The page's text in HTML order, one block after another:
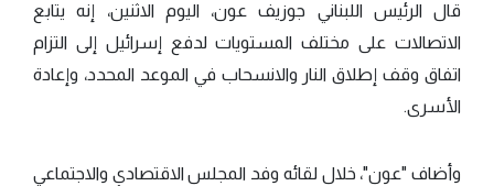
قال الرئيس اللبناني جوزيف عون، اليوم الاثنين، إنه يتابع
الاتصالات على مختلف المستويات لدفع إسرائيل إلى التزام
اتفاق وقف إطلاق النار والانسحاب في الموعد المحدد، وإعادة
الأسرى.
وأضاف "عون"، خلال لقائه وفد المجلس الاقتصادي والاجتماعي